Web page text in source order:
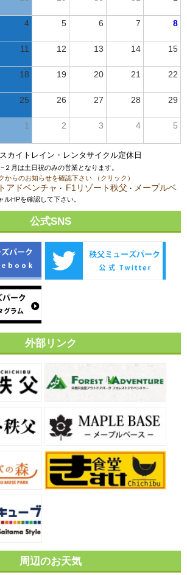
4 5 6 7 8
11 12 13 14 15
18 19 20 21 22
25 26 27 28 29
1 2 3 4 5
カイトレイン・レンタサイクル定休日
月は土日祝のみの営業となります。
からのお知らせを確認下さい （クリック）
アドベンチャ ・ F1リゾート秩父 ・
メープルベ
ルHPを確認して下さい。
公式SNS
外部リンク
周辺のお天気